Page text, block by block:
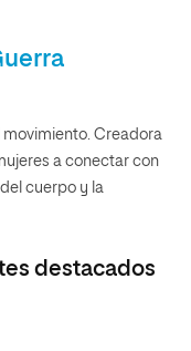
movimiento. Creadora
a conectar con
cuerpo y la
destacados